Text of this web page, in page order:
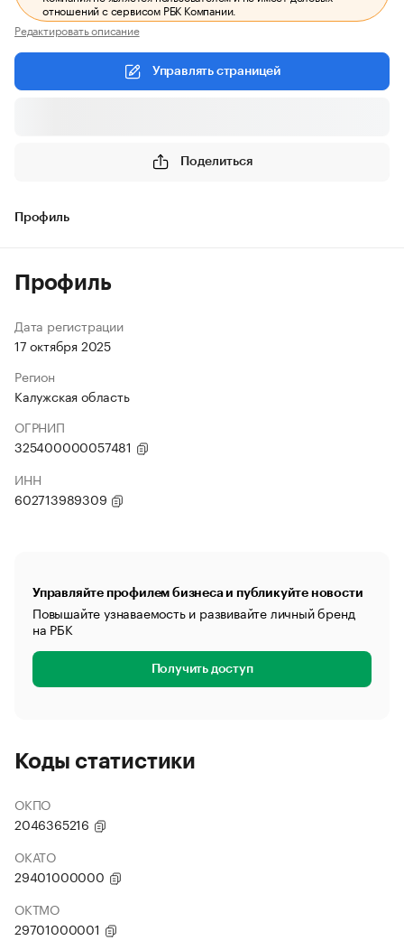
отношений с сервисом РБК Компании.
Редактировать описание
Управлять страницей
Поделиться
Профиль
Профиль
Дата регистрации
17 октября 2025
Регион
Калужская область
ОГРНИП
325400000057481
ИНН
602713989309
Управляйте профилем бизнеса и публикуйте новости
Повышайте узнаваемость и развивайте личный бренд
на РБК
Получить доступ
Коды статистики
ОКПО
2046365216
ОКАТО
29401000000
ОКТМО
29701000001